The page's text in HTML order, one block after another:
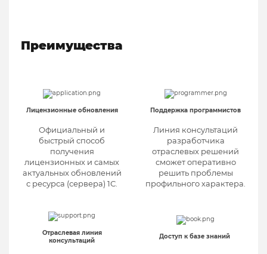
Преимущества
Лицензионные обновления Поддержка программистов
Официальный и
быстрый способ
получения
лицензионных и самых
актуальных обновлений
с ресурса (сервера) 1С.
Линия консультаций
разработчика
отраслевых решений
сможет оперативно
решить проблемы
профильного характера.
Отраслевая линия
консультаций
Доступ к базе знаний